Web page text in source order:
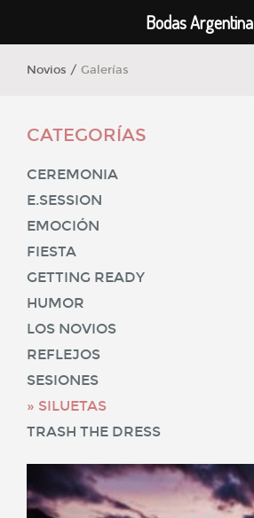
Novios / Galerías
CATEGORÍAS
CEREMONIA
E.SESSION
EMOCIÓN
FIESTA
GETTING READY
HUMOR
LOS NOVIOS
REFLEJOS
SESIONES
SILUETAS
TRASH THE DRESS
Bodas Argentina